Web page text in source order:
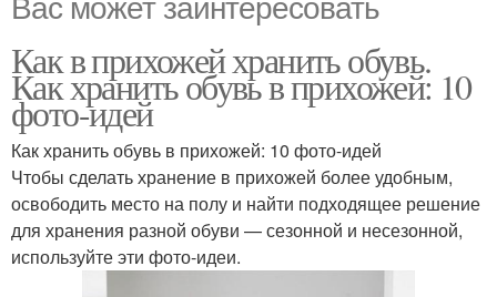
Как в прихожей хранить обувь.
Как хранить обувь в прихожей: 10
фото-идей
Как хранить обувь в прихожей: 10 фото-идей
Чтобы сделать хранение в прихожей более удобным,
освободить место на полу и найти подходящее решение
для хранения разной обуви — сезонной и несезонной,
используйте эти фото-идеи.